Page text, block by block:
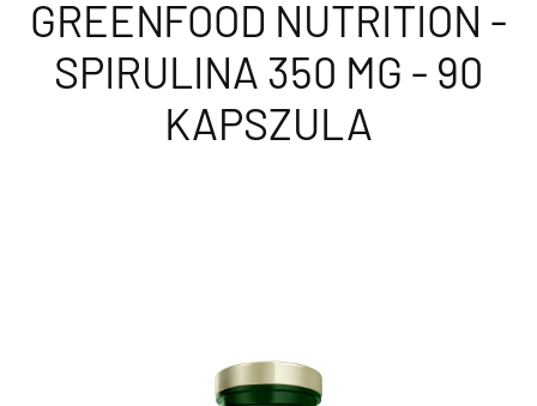
GREENFOOD NUTRITION -
SPIRULINA 350 MG - 90
KAPSZULA